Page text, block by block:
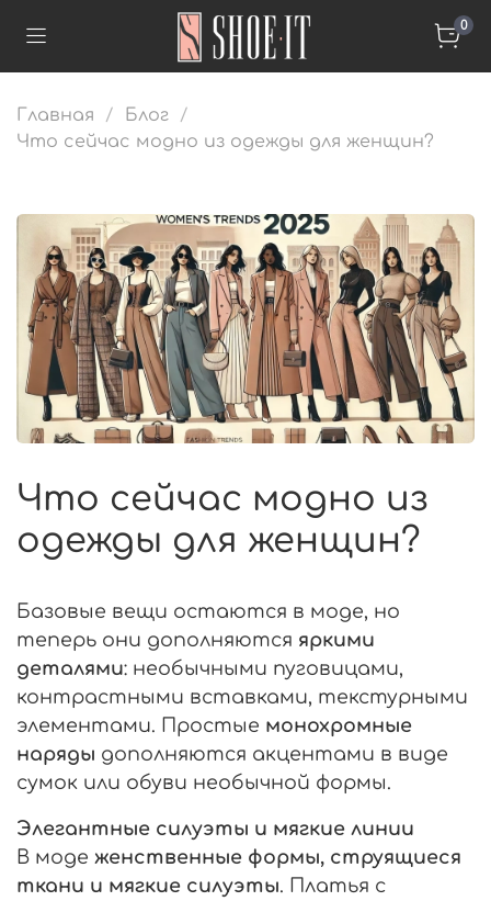
0
Главная
Блог
Что сейчас модно из одежды для женщин?
Что сейчас модно из
одежды для женщин?
Базовые вещи остаются в моде, но
теперь они дополняются яркими
деталями: необычными пуговицами,
контрастными вставками, текстурными
элементами. Простые монохромные
наряды дополняются акцентами в виде
сумок или обуви необычной формы.
Элегантные силуэты и мягкие линии
В моде женственные формы, струящиеся
ткани и мягкие силуэты. Платья с